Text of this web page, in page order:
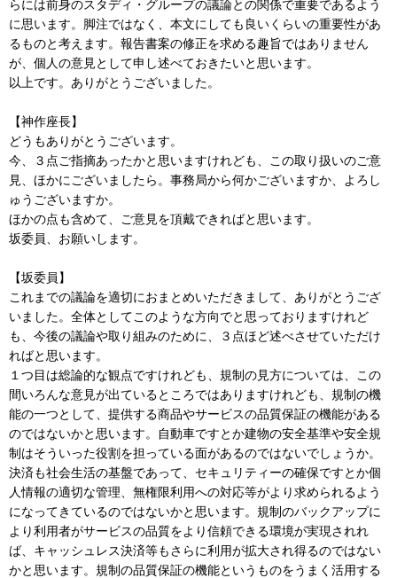
らには前身のスタディ・グループの議論との関係で重要であるよう
に思います。脚注ではなく、本文にしても良いくらいの重要性があ
るものと考えます。報告書案の修正を求める趣旨ではありません
が、個人の意見として申し述べておきたいと思います。
以上です。ありがとうございました。
【神作座長】
どうもありがとうございます。
今、３点ご指摘あったかと思いますけれども、この取り扱いのご意
見、ほかにございましたら。事務局から何かございますか、よろし
ゅうございますか。
ほかの点も含めて、ご意見を頂戴できればと思います。
坂委員、お願いします。
【坂委員】
これまでの議論を適切におまとめいただきまして、ありがとうござ
いました。全体としてこのような方向でと思っておりますけれど
も、今後の議論や取り組みのために、３点ほど述べさせていただけ
ればと思います。
１つ目は総論的な観点ですけれども、規制の見方については、この
間いろんな意見が出ているところではありますけれども、規制の機
能の一つとして、提供する商品やサービスの品質保証の機能がある
のではないかと思います。自動車ですとか建物の安全基準や安全規
制はそういった役割を担っている面があるのではないでしょうか。
決済も社会生活の基盤であって、セキュリティーの確保ですとか個
人情報の適切な管理、無権限利用への対応等がより求められるよう
になってきているのではないかと思います。規制のバックアップに
より利用者がサービスの品質をより信頼できる環境が実現されれ
ば、キャッシュレス決済等もさらに利用が拡大され得るのではない
かと思います。規制の品質保証の機能というものをうまく活用する